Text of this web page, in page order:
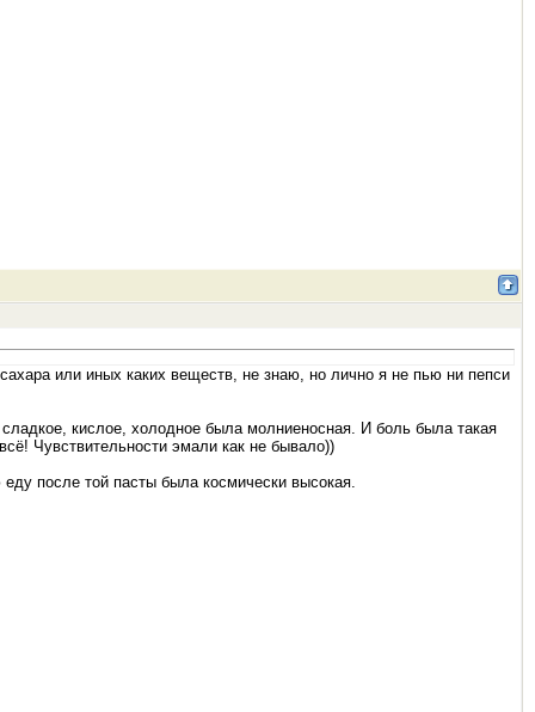
или иных каких веществ, не знаю, но лично я не пью ни пепси
кислое, холодное была молниеносная. И боль была такая
Чувствительности эмали как не бывало))
после той пасты была космически высокая.